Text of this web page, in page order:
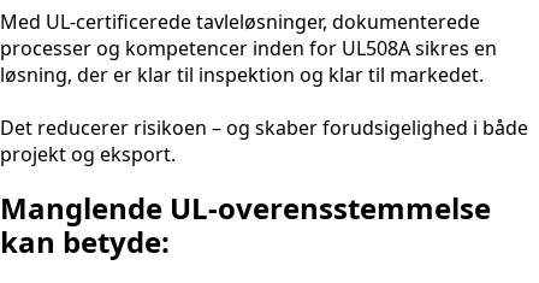
Med UL-certificerede tavleløsninger, dokumenterede
processer og kompetencer inden for UL508A sikres en
løsning, der er klar til inspektion og klar til markedet.
Det reducerer risikoen – og skaber forudsigelighed i både
projekt og eksport.
Manglende UL-overensstemmelse
kan betyde: